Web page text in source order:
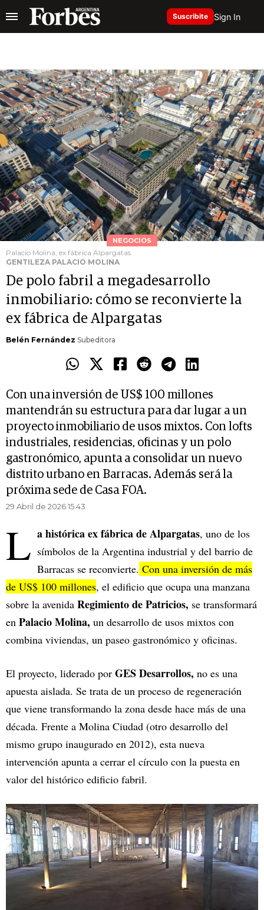
Suscribite Sign In
NEGOCIOS
Palacio Molina, ex fábrica Alpargatas
GENTILEZA PALACIO MOLINA
De polo fabril a megadesarrollo
inmobiliario: cómo se reconvierte la
ex fábrica de Alpargatas
Belén Fernández Subeditora
Con una inversión de US$ 100 millones
mantendrán su estructura para dar lugar a un
proyecto inmobiliario de usos mixtos. Con lofts
industriales, residencias, oficinas y un polo
gastronómico, apunta a consolidar un nuevo
distrito urbano en Barracas. Además será la
próxima sede de Casa FOA.
29 Abril de 2026 15.43
L a histórica ex fábrica de Alpargatas, uno de los
símbolos de la Argentina industrial y del barrio de
Barracas se reconvierte. Con una inversión de más
de US$ 100 millones, el edificio que ocupa una manzana
sobre la avenida Regimiento de Patricios, se transformará
en Palacio Molina, un desarrollo de usos mixtos con
combina viviendas, un paseo gastronómico y oficinas.
El proyecto, liderado por GES Desarrollos, no es una
apuesta aislada. Se trata de un proceso de regeneración
que viene transformando la zona desde hace más de una
década. Frente a Molina Ciudad (otro desarrollo del
mismo grupo inaugurado en 2012), esta nueva
intervención apunta a cerrar el círculo con la puesta en
valor del histórico edificio fabril.